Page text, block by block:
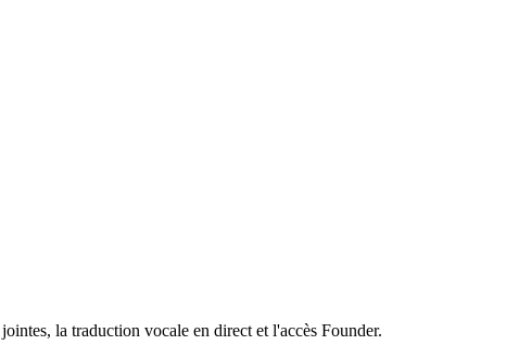
la traduction vocale en direct et l'accès Founder.